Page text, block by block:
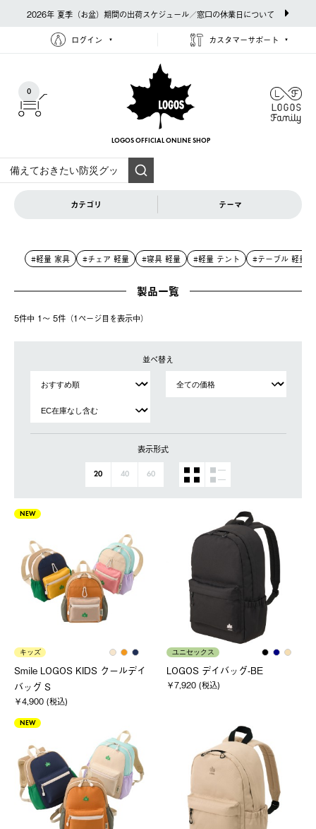
2026年 夏季（お盆）期間の出荷スケジュール／窓口の休業日について
ログイン カスタマーサポート
0
LOGOS OFFICIAL ONLINE SHOP
カテゴリ テーマ
#軽量 家具 #チェア 軽量 #寝具 軽量 #軽量 テント #テーブル 軽量
製品一覧
5件中 1〜 5件（1ページ⽬を表⽰中）
並べ替え
表示形式
20 40 60
NEW
キッズ
Smile LOGOS KIDS クールデイ
バッグ S
￥4,900 (税込)
ユニセックス
LOGOS デイバッグ-BE
￥7,920 (税込)
NEW